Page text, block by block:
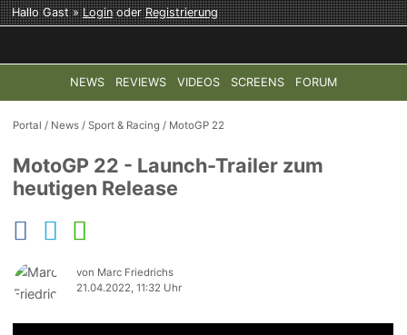
Hallo Gast »LoginoderRegistrierung
NEWS REVIEWS VIDEOS SCREENS FORUM
TOP-THEMEN: COD: MODERN WARFARE 4 HALO:
Portal / News /Sport & Racing / MotoGP 22
MotoGP 22 - Launch-Trailer zum
heutigen Release
von Marc Friedrichs
21.04.2022, 11:32 Uhr